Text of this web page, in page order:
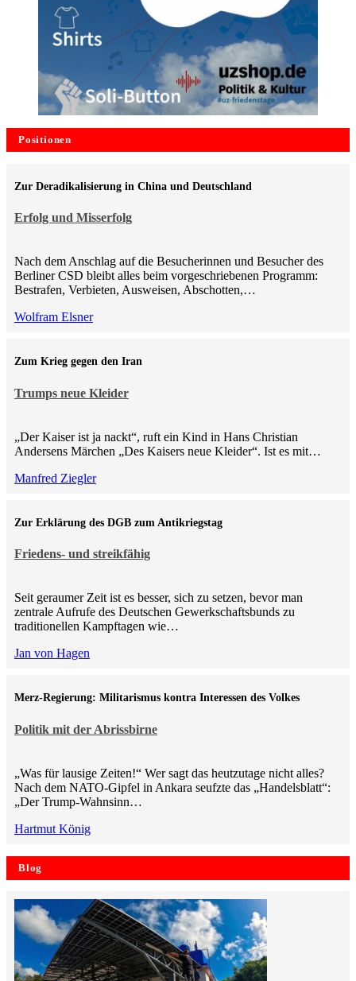
Positionen
Erfolg und Misserfolg
Zur Deradikalisierung in China und Deutschland
Nach dem Anschlag auf die Besucherinnen und Besucher des
Berliner CSD bleibt alles beim vorgeschriebenen Programm:
Bestrafen, Verbieten, Ausweisen, Abschotten,…
Wolfram Elsner
Trumps neue Kleider
Zum Krieg gegen den Iran
„Der Kaiser ist ja nackt“, ruft ein Kind in Hans Christian
Andersens Märchen „Des Kaisers neue Kleider“. Ist es mit…
Manfred Ziegler
Friedens- und streikfähig
Zur Erklärung des DGB zum Antikriegstag
Seit geraumer Zeit ist es besser, sich zu setzen, bevor man
zentrale Aufrufe des Deutschen Gewerkschaftsbunds zu
traditionellen Kampftagen wie…
Jan von Hagen
Politik mit der Abrissbirne
Merz-Regierung: Militarismus kontra Inte­ressen des Volkes
„Was für lausige Zeiten!“ Wer sagt das heutzutage nicht alles?
Nach dem NATO-Gipfel in Ankara seufzte das „Handelsblatt“:
„Der Trump-Wahnsinn…
Hartmut König
Blog